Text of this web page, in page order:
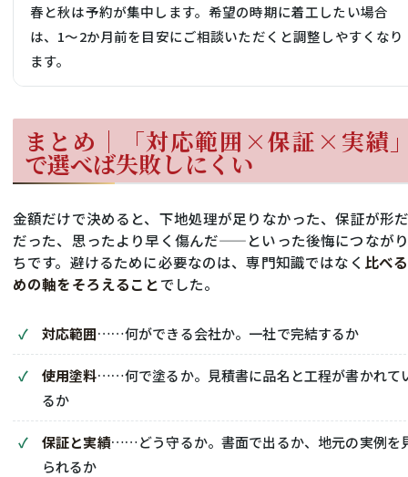
春と秋は予約が集中します。希望の時期に着工したい場合
は、1〜2か月前を目安にご相談いただくと調整しやすくなり
ます。
まとめ｜「対応範囲×保証×実績
で選べば失敗しにくい
金額だけで決めると、下地処理が足りなかった、保証が形
だった、思ったより早く傷んだ——といった後悔につなが
ちです。避けるために必要なのは、専門知識ではなく 比べ
めの軸をそろえることでした。
対応範囲……何ができる会社か。一社で完結するか
使用塗料……何で塗るか。見積書に品名と工程が書かれて
るか
保証と実績……どう守るか。書面で出るか、地元の実例を
られるか